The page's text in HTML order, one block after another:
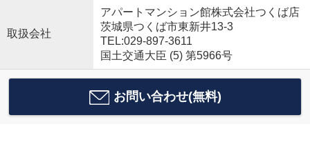
取扱会社
アパートマンション館株式会社つくば店
茨城県つくば市東新井13-3
TEL:029-897-3611
国土交通大臣 (5) 第5966号
お問い合わせ(無料)